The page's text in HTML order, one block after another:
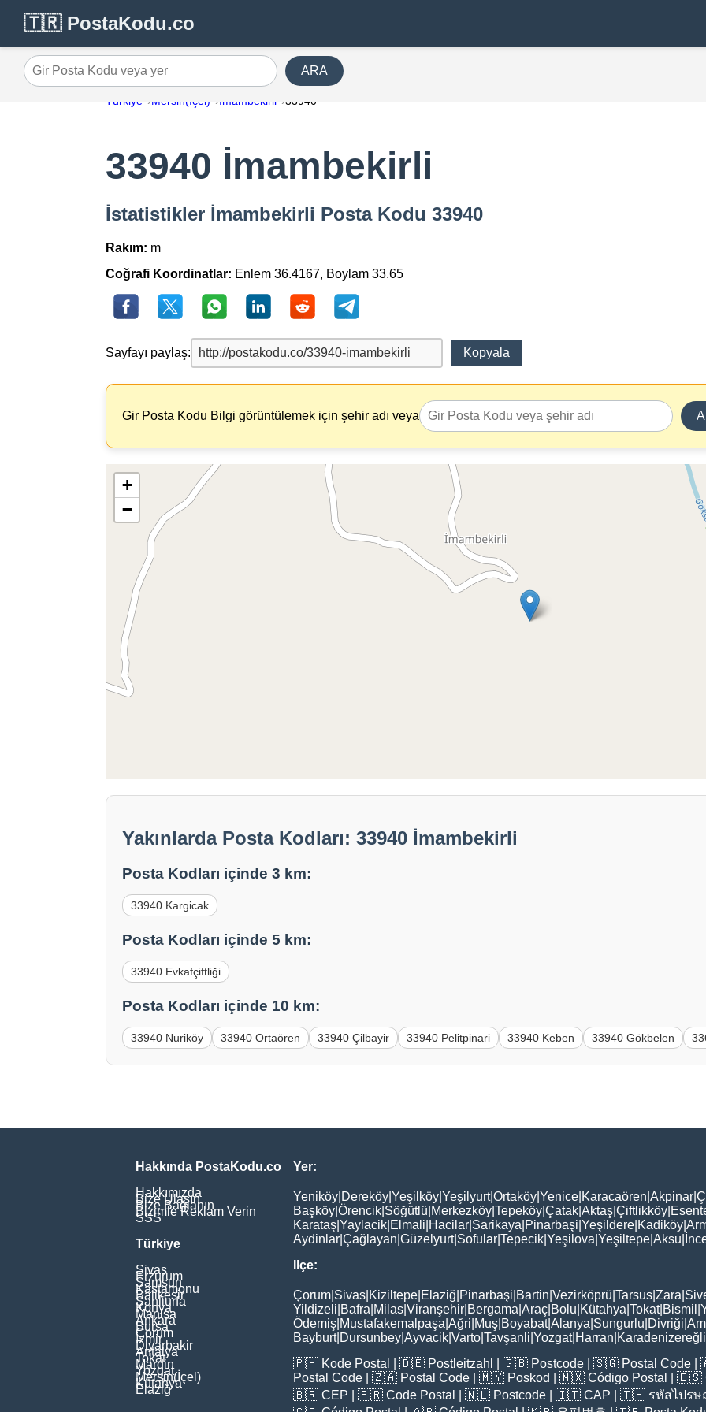
🇹🇷 PostaKodu.co
Gir Posta Kodu veya yer ARA
Türkiye Mersin(İçel) İmambekirli 33940
33940 İmambekirli
İstatistikler İmambekirli Posta Kodu 33940
Rakım: m
Coğrafi Koordinatlar: Enlem 36.4167, Boylam 33.65
Sayfayı paylaş: Kopyala
Gir Posta Kodu Bilgi görüntülemek için şehir adı veya
+
−
Yakınlarda Posta Kodları: 33940 İmambekirli
Posta Kodları içinde 3 km:
33940 Kargicak
Posta Kodları içinde 5 km:
33940 Evkafçiftliği
Posta Kodları içinde 10 km:
33940 Nuriköy 33940 Ortaören 33940 Çilbayir 33940 Pelitpinari 33940 Keben 33940 Gökbelen
Hakkında PostaKodu.co
Hakkımızda
Bize Ulaşın
Bize Bağlanın
Bizimle Reklam Verin
SSS
Türkiye
Sivas
Erzurum
Samsun
Kastamonu
Balikesir
Şanliurfa
Konya
Manisa
Ankara
Bursa
Çorum
İzmir
Diyarbakir
Antalya
Tokat
Mardin
Yozgat
Mersin(İçel)
Kütahya
Elaziğ
Yer:
Yeniköy Dereköy Yeşilköy Yeşilyurt|Ortaköy Yenice Karacaören Akpinar
Başköy Örencik Söğütlü Merkezköy Tepeköy Çatak Aktaş Çiftlikköy
Karataş Yaylacik Elmali Hacilar Sarikaya Pinarbaşi Yeşildere Kadiköy
Aydinlar Çağlayan Güzelyurt| Sofular Tepecik Yeşilova Yeşiltepe Aksu
Ilçe:
Çorum Sivas Kiziltepe Elaziğ Pinarbaşi Bartin Vezirköprü Tarsus Zara
Yildizeli Bafra Milas Viranşehir Bergama Araç Bolu Kütahya Tokat| Bismil
Ödemiş Mustafakemalpaşa Ağri Muş Boyabat|Alanya Sungurlu Divriği
Bayburt| Dursunbey Ayvacik Varto Tavşanli Yozgat| Harran Karadenizereğli
🇵🇭 Kode Postal | 🇩🇪 Postleitzahl | 🇬🇧 Postcode | 🇸🇬 Postal Code |
Postal Code | 🇿🇦 Postal Code | 🇲🇾 Poskod | 🇲🇽 Código Postal | 🇪🇸
🇧🇷 CEP | 🇫🇷 Code Postal | 🇳🇱 Postcode | 🇮🇹 CAP | 🇹🇭 รหัสไปร